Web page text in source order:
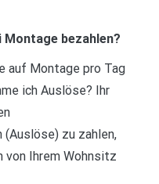
bezahlen?
auf Montage pro Tag
ich Auslöse? Ihr
(Auslöse) zu zahlen,
von Ihrem Wohnsitz